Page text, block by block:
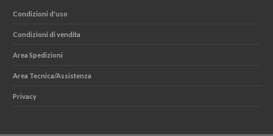
Condizioni d'uso
Condizioni di vendita
Area Spedizioni
Area Tecnica/Assistenza
Privacy